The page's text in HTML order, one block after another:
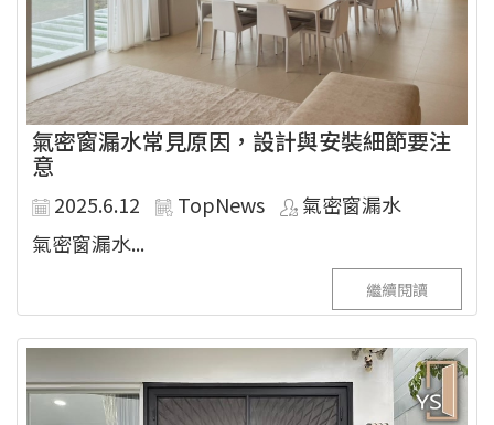
氣密窗漏水常見原因，設計與安裝細節要注
意
2025.6.12 TopNews
氣密窗漏水
氣密窗漏水...
繼續閱讀